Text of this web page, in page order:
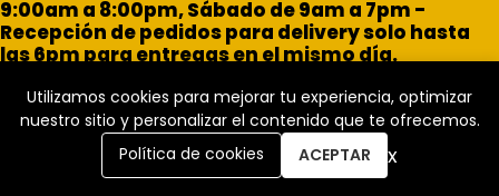
9:00am a 8:00pm, Sábado de 9am a 7pm -
Recepción de pedidos para delivery solo hasta
las 6pm para entregas en el mismo día.
Brisa Pet Shop © 2026
Creado porBsale
Utilizamos cookies para mejorar tu experiencia, optimizar
nuestro sitio y personalizar el contenido que te ofrecemos.
Política de cookies
ACEPTAR x